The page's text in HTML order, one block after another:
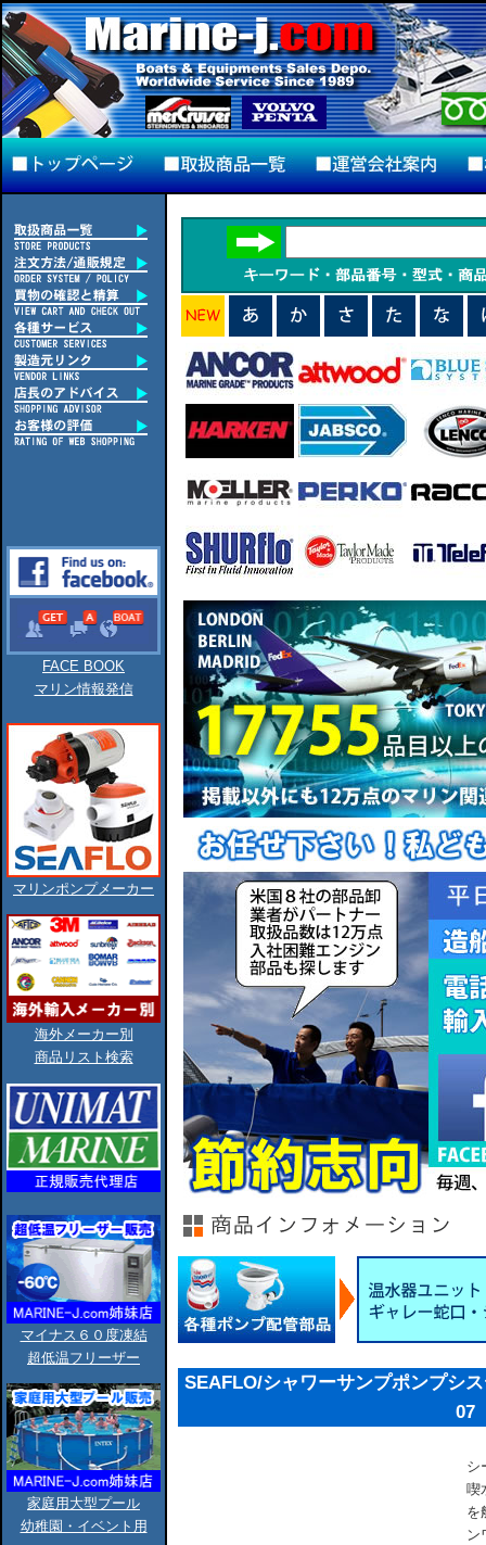
FACE BOOK
マリン情報発信
マリンポンプメーカー
海外メーカー別
商品リスト検索
マイナス６０度凍結
超低温フリーザー
家庭用大型プール
幼稚園・イベント用
SEAFLO/シャワーサンプポンプシ
07
シ
喫
を
ン